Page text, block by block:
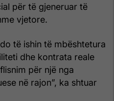
për të gjeneruar të
vjetore.
të ishin të mbështetura
dhe kontrata reale
për një nga
në rajon”, ka shtuar